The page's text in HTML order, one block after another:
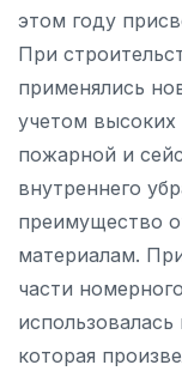
этом году
При
применялись
учетом высоких
пожарной и
внутреннего
преимущество
материалам.
части
которая